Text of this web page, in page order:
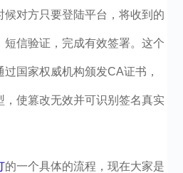
候对方只要登陆平台，将收到的
短信验证，完成有效签署。这个
国家权威机构颁发CA证书，
，使篡改无效并可识别签名真实
的一个具体的流程，现在大家是